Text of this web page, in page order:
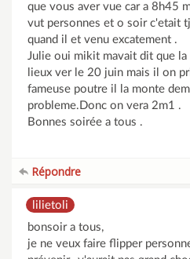
que vous aver vue car a 8h45
vut personnes et o soir c'etait
quand il et venu excatement .
Julie oui mikit mavait dit que
lieux ver le 20 juin mais il on
fameuse poutre il la monte
probleme.Donc on vera 2m1 .
Bonnes soirée a tous .
Répondre
lilietoli
bonsoir a tous,
je ne veux faire flipper